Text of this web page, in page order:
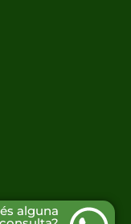
alguna